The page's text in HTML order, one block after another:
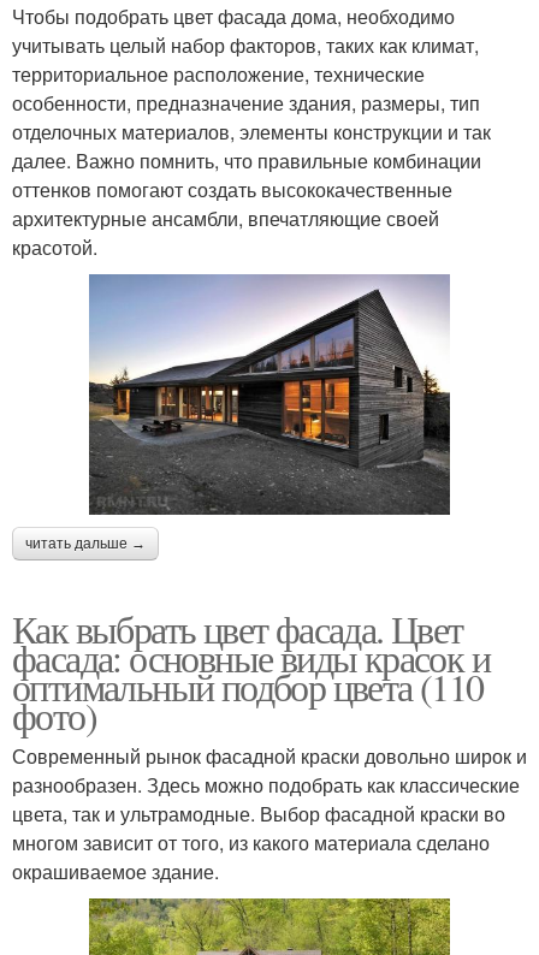
Чтобы подобрать цвет фасада дома, необходимо
учитывать целый набор факторов, таких как климат,
территориальное расположение, технические
особенности, предназначение здания, размеры, тип
отделочных материалов, элементы конструкции и так
далее. Важно помнить, что правильные комбинации
оттенков помогают создать высококачественные
архитектурные ансамбли, впечатляющие своей
красотой.
читать дальше →
Как выбрать цвет фасада. Цвет
фасада: основные виды красок и
оптимальный подбор цвета (110
фото)
Современный рынок фасадной краски довольно широк и
разнообразен. Здесь можно подобрать как классические
цвета, так и ультрамодные. Выбор фасадной краски во
многом зависит от того, из какого материала сделано
окрашиваемое здание.